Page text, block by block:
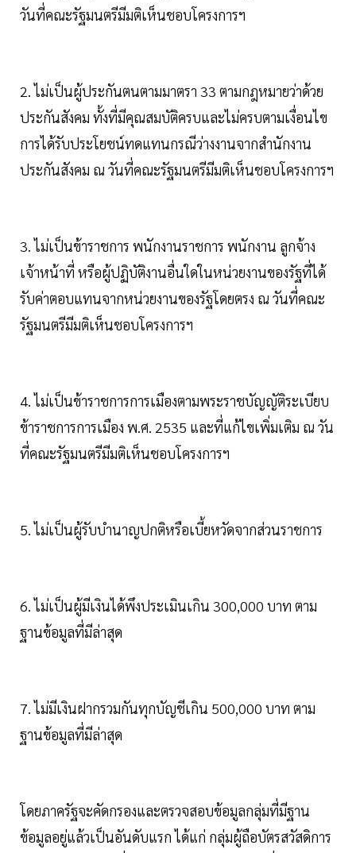
วันที่คณะรัฐมนตรีมีมติเห็นชอบโครงการฯ
2. ไม่เป็นผู้ประกันตนตามมาตรา 33 ตามกฎหมายว่าด้วย
ประกันสังคม ทั้งที่มีคุณสมบัติครบและไม่ครบตามเงื่อนไข
การได้รับประโยชน์ทดแทนกรณีว่างงานจากสำนักงาน
ประกันสังคม ณ วันที่คณะรัฐมนตรีมีมติเห็นชอบโครงการฯ
3. ไม่เป็นข้าราชการ พนักงานราชการ พนักงาน ลูกจ้าง
เจ้าหน้าที่ หรือผู้ปฏิบัติงานอื่นใดในหน่วยงานของรัฐที่ได้
รับค่าตอบแทนจากหน่วยงานของรัฐโดยตรง ณ วันที่คณะ
รัฐมนตรีมีมติเห็นชอบโครงการฯ
4. ไม่เป็นข้าราชการการเมืองตามพระราชบัญญัติระเบียบ
ข้าราชการการเมือง พ.ศ. 2535 และที่แก้ไขเพิ่มเติม ณ วัน
ที่คณะรัฐมนตรีมีมติเห็นชอบโครงการฯ
5. ไม่เป็นผู้รับบำนาญปกติหรือเบี้ยหวัดจากส่วนราชการ
6. ไม่เป็นผู้มีเงินได้พึงประเมินเกิน 300,000 บาท ตาม
ฐานข้อมูลที่มีล่าสุด
7. ไม่มีเงินฝากรวมกันทุกบัญชีเกิน 500,000 บาท ตาม
ฐานข้อมูลที่มีล่าสุด
โดยภาครัฐจะคัดกรองและตรวจสอบข้อมูลกลุ่มที่มีฐาน
ข้อมูลอยู่แล้วเป็นอันดับแรก ได้แก่ กลุ่มผู้ถือบัตรสวัสดิการ